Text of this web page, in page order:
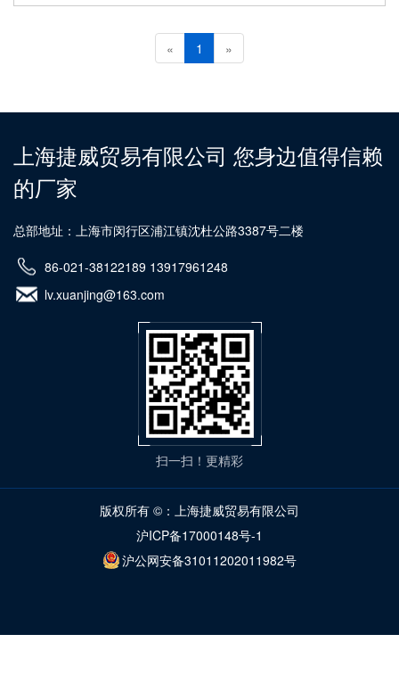
« 1 »
上海捷威贸易有限公司 您身边值得信赖
的厂家
总部地址：上海市闵行区浦江镇沈杜公路3387号二楼
86-021-38122189 13917961248
lv.xuanjing@163.com
扫一扫！更精彩
版权所有 ©：上海捷威贸易有限公司
沪ICP备17000148号-1
沪公网安备31011202011982号